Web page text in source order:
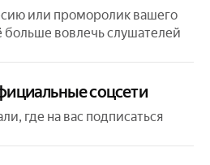
или проморолик вашего
больше вовлечь слушателей
соцсети
где на вас подписаться